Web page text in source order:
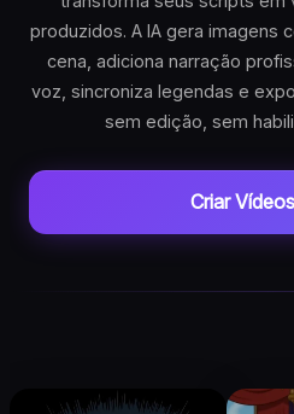
Top 5
Roblox Rants
AI Fruit Story NOVO
Rage Bait EM BREVE
Recortador IA EM
Gerador de
Gerador de Hashtags
Gerador de
Gerador de Bio
Gerador de Ideias
Baixador do
Baixador do Instagram
Baixador do TikTok
Transcrição do
produzidos. A IA gera imagens
cena, adiciona narração
voz, sincroniza legendas e
sem edição, sem
Criar